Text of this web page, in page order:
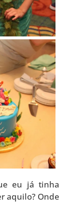
eu já tinha
aquilo? Onde